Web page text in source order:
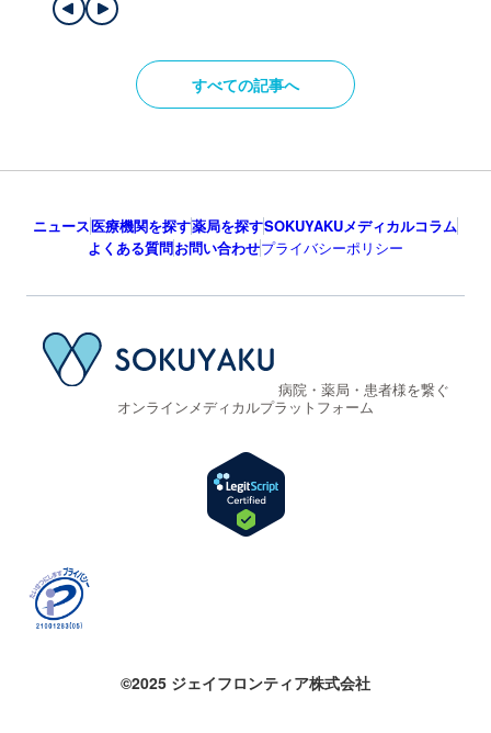
すべての記事へ
ニュース医療機関を探す薬局を探すSOKUYAKUメディカルコラム
よくある質問お問い合わせプライバシーポリシー
病院・薬局・患者様を繋ぐ
オンラインメディカルプラットフォーム
©2025 ジェイフロンティア株式会社